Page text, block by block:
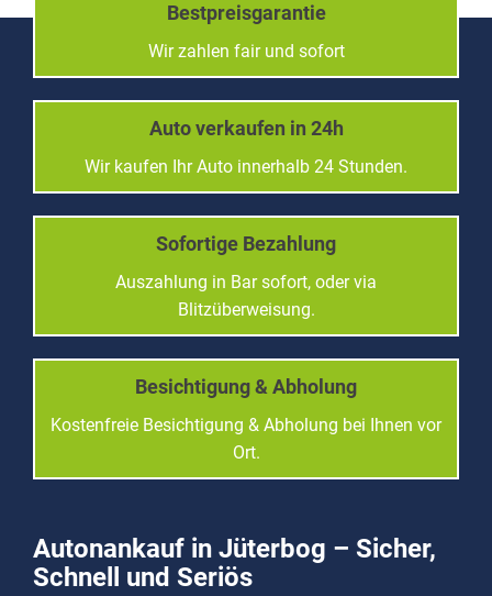
Bestpreisgarantie
Wir zahlen fair und sofort
Auto verkaufen in 24h
Wir kaufen Ihr Auto innerhalb 24 Stunden.
Sofortige Bezahlung
Auszahlung in Bar sofort, oder via
Blitzüberweisung.
Besichtigung & Abholung
Kostenfreie Besichtigung & Abholung bei Ihnen vor
Ort.
Autonankauf in Jüterbog – Sicher,
Schnell und Seriös